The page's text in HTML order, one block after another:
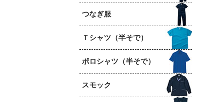
つなぎ服
Ｔシャツ（半そで）
ポロシャツ（半そで）
スモック